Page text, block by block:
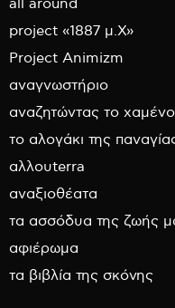
all around
project «1887 μ.Χ»
Project Animizm
αναγνωστήριο
αναζητώντας το
το αλογάκι της
αλλουterra
αναξιοθέατα
τα ασσόδυα της ζωής
αφιέρωμα
τα βιβλία της σκόνης